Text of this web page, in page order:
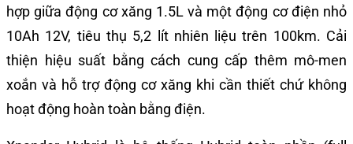
hợp giữa động cơ xăng 1.5L và một động cơ điện nhỏ
10Ah 12V, tiêu thụ 5,2 lít nhiên liệu trên 100km. Cải
thiện hiệu suất bằng cách cung cấp thêm mô-men
xoắn và hỗ trợ động cơ xăng khi cần thiết chứ không
hoạt động hoàn toàn bằng điện.